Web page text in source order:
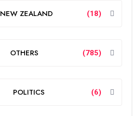
NEW ZEALAND (18)
OTHERS (785)
POLITICS (6)